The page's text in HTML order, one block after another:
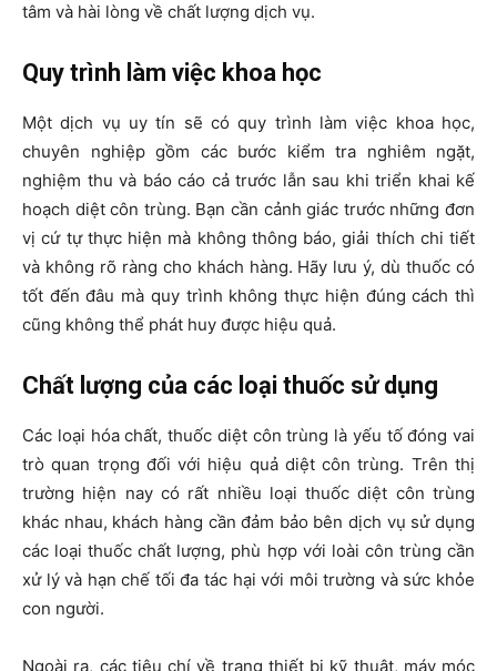
tâm và hài lòng về chất lượng dịch vụ.
Quy trình làm việc khoa học
Một dịch vụ uy tín sẽ có quy trình làm việc khoa học,
chuyên nghiệp gồm các bước kiểm tra nghiêm ngặt,
nghiệm thu và báo cáo cả trước lẫn sau khi triển khai kế
hoạch diệt côn trùng. Bạn cần cảnh giác trước những đơn
vị cứ tự thực hiện mà không thông báo, giải thích chi tiết
và không rõ ràng cho khách hàng. Hãy lưu ý, dù thuốc có
tốt đến đâu mà quy trình không thực hiện đúng cách thì
cũng không thể phát huy được hiệu quả.
Chất lượng của các loại thuốc sử dụng
Các loại hóa chất, thuốc diệt côn trùng là yếu tố đóng vai
trò quan trọng đối với hiệu quả diệt côn trùng. Trên thị
trường hiện nay có rất nhiều loại thuốc diệt côn trùng
khác nhau, khách hàng cần đảm bảo bên dịch vụ sử dụng
các loại thuốc chất lượng, phù hợp với loài côn trùng cần
xử lý và hạn chế tối đa tác hại với môi trường và sức khỏe
con người.
Ngoài ra, các tiêu chí về trang thiết bị kỹ thuật, máy móc